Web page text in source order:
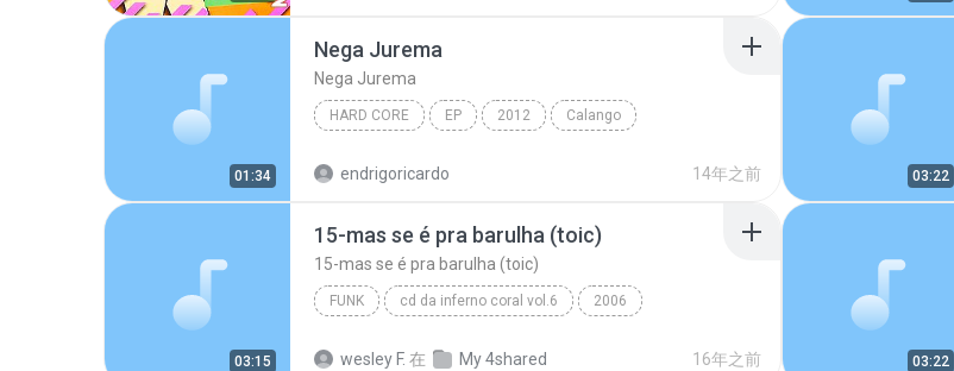
01:34
Nega Jurema
Nega Jurema
HARD CORE EP 2012 Calango
endrigoricardo 14年之前 03:22
03:15
15-mas se é pra barulha (toic)
15-mas se é pra barulha (toic)
FUNK cd da inferno coral vol.6 2006
wesley F. 在 My 4shared 16年之前 03:22